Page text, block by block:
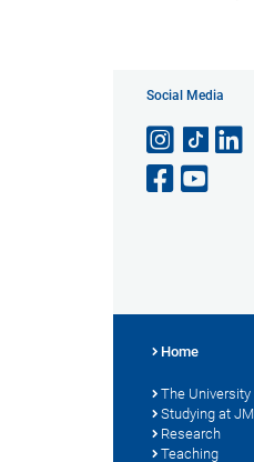
Social Media
Home
The University
Studying at
Research
Teaching